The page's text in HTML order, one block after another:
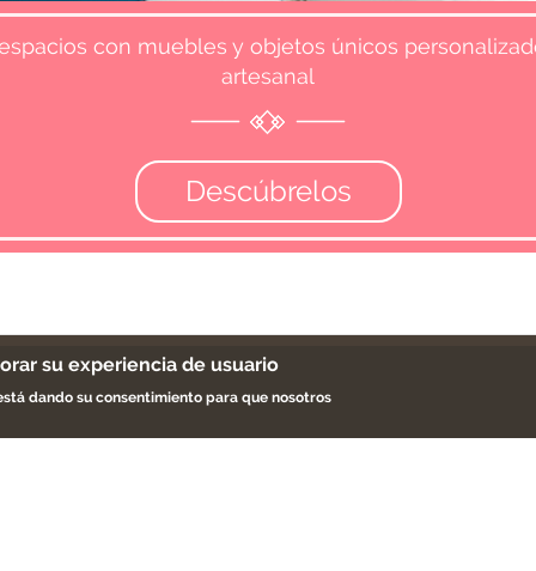
con muebles y objetos únicos
artesanal
Descúbrelos
Apúntate a la
su experiencia de usuario
dando su consentimiento para que nosotros